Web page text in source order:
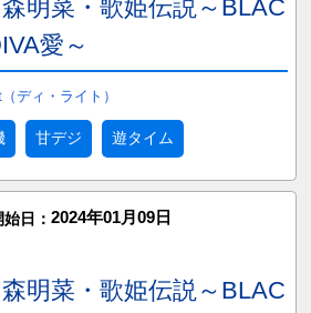
明菜・歌姫伝説～BLAC
愛～
ディ・ライト）
甘デジ 遊タイム
日： 2024年01月09日
明菜・歌姫伝説～BLAC